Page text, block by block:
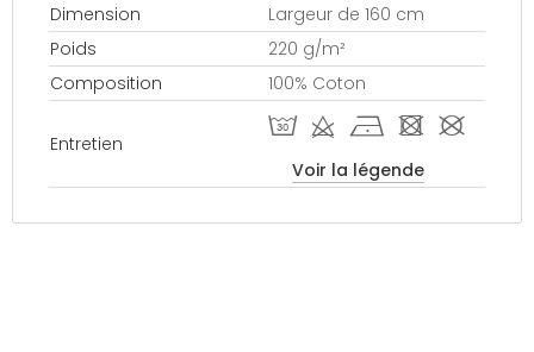
Dimension
Largeur de 160 cm
Poids
220 g/m²
Composition
100% Coton
Entretien
T d h - #
Voir la légende